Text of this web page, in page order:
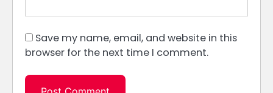
Save my name, email, and website in this
browser for the next time I comment.